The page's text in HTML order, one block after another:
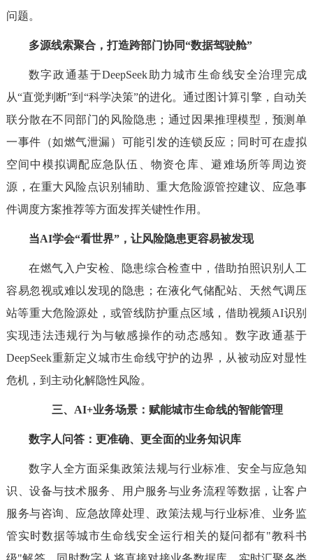
问题。
多源线索聚合，打造跨部门协同“数据驾驶舱”
数字政通基于DeepSeek助力城市生命线安全治理完成
从“直觉判断”到“科学决策”的进化。通过图计算引擎，自动关
联分散在不同部门的风险隐患；通过因果推理模型，预测单
一事件（如燃气泄漏）可能引发的连锁反应；同时可在虚拟
空间中模拟调配应急队伍、物资仓库、避难场所等周边资
源，在重大风险点识别辅助、重大危险源管控建议、应急事
件调度方案推荐等方面发挥关键性作用。
当AI学会“看世界”，让风险隐患更容易被发现
在燃气入户安检、隐患综合检查中，借助拍照识别人工
容易忽视或难以发现的隐患；在液化气储配站、天然气调压
站等重大危险源处，或管线防护重点区域，借助视频AI识别
实现违法违规行为与敏感操作的动态感知。数字政通基于
DeepSeek重新定义城市生命线守护的边界，从被动应对显性
危机，到主动化解隐性风险。
三、AI+业务场景：赋能城市生命线的智能管理
数字人问答：更准确、更全面的业务知识库
数字人全方面采集政策法规与行业标准、安全与应急知
识、设备与技术服务、用户服务与业务流程等数据，让客户
服务与咨询、应急故障处理、政策法规与行业标准、业务监
管实时数据等城市生命线安全运行相关的疑问都有"教科书